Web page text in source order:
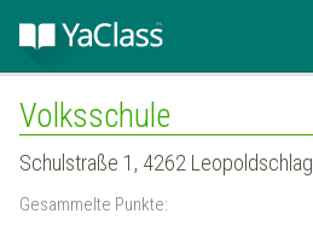
Volksschule
Schulstraße 1, 4262 Leopoldschlag
Gesammelte Punkte: